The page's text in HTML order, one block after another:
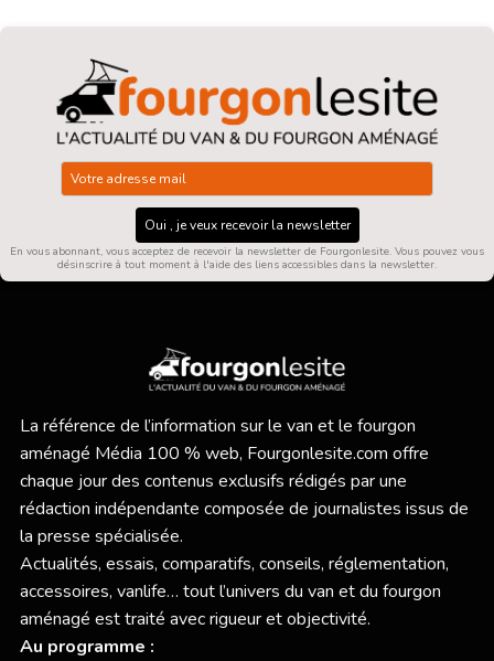
Oui , je veux recevoir la newsletter
En vous abonnant, vous acceptez de recevoir la newsletter de Fourgonlesite. Vous pouvez vous
désinscrire à tout moment à l'aide des liens accessibles dans la newsletter.
La référence de l’information sur le van et le fourgon
aménagé Média 100 % web, Fourgonlesite.com offre
chaque jour des contenus exclusifs rédigés par une
rédaction indépendante composée de journalistes issus de
la presse spécialisée.
Actualités, essais, comparatifs, conseils, réglementation,
accessoires, vanlife… tout l’univers du van et du fourgon
aménagé est traité avec rigueur et objectivité.
Au programme :